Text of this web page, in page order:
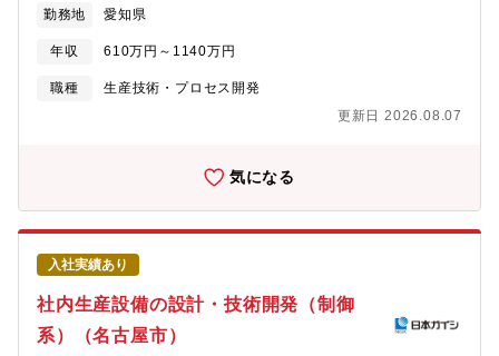
会に直接価値を届けられます。クラウド×エッジを横断し、学習・
す。大手企業ならではの大量の市場データを活用したAI開発や、
車載コンピュータや多様なセンサと連携し、実世界制約下での高
度な推論最適化に挑戦できます。UX起点で継続的に進化するSDV
す。【募集背景】 デンソーは「基盤AI」時代の知能化車両基盤づ
LLM/SLMを活用したAIエージェントMLOps/データ分析基盤クラ
構築する専門チームを拡大中です。【職場情報】 ①組織ミッショ
ンと今後の方向性制御システム開発部は、クルマ軸(ADAS/AD次
世代システム)製品領域と、ヒト軸(コックピットやキャビン内乗員
を目的として創設 製造部署へＴＰＳ･ＴＰＭに基づいた質の高い
技術と知見を提供し、より良い工場・工程・設備を追求すること
により、 理想の生産を実現する 募集背景生産性向上を実現す
る自動化・DX技術の確立、導入リードタイムの短縮、安価化は、
にある要素技術を機械・電気・電子の専門性と柔軟な発想で組み
す。構想から実装、立上げまで一貫して関わり、より高品質でよ
り安価な製品づくりに貢献することで、お客様、そして世界に喜
ばれる製品を生み出せるエンジニアを歓迎します。業務のやりが
い世界トップクラスシェアのオートマチックトランスミッション
を筆頭にパワートレイン製品の製造を行っています。岡崎東工場
はアイシンの中でも最大の工場であり、4,000台の設備で年間200
万台近くを生産する勢いのある拠点です。世界的なBEV市場の鈍
化の中、ATやCVTといった既存領域の改善に本気で取り組んでお
り、将来的には成長領域であるBEVへのシフトも視野に入れ、更
勤務地 愛知県
年収 610万円～1140万円
職種
生産技術・プロセス開発
更新日 2026.08.07
気になる
入社実績あり
社内生産設備の設計・技術開発（制御
系）（名古屋市）